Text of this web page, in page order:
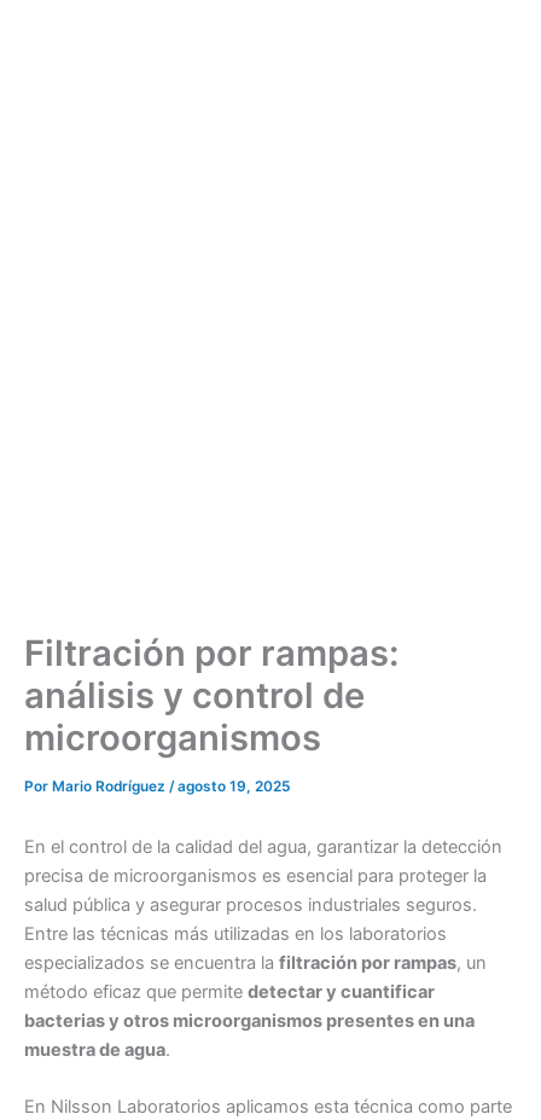
Filtración por rampas:
análisis y control de
microorganismos
Por Mario Rodríguez /agosto 19, 2025
En el control de la calidad del agua, garantizar la detección
precisa de microorganismos es esencial para proteger la
salud pública y asegurar procesos industriales seguros.
Entre las técnicas más utilizadas en los laboratorios
especializados se encuentra la filtración por rampas, un
método eficaz que permite detectar y cuantificar
bacterias y otros microorganismos presentes en una
muestra de agua.
En Nilsson Laboratorios aplicamos esta técnica como parte